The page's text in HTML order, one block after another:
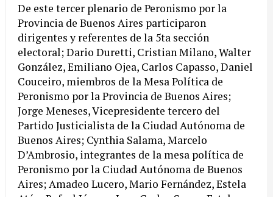
De este tercer plenario de Peronismo por la
Provincia de Buenos Aires participaron
dirigentes y referentes de la 5ta sección
electoral; Dario Duretti, Cristian Milano, Walter
González, Emiliano Ojea, Carlos Capasso, Daniel
Couceiro, miembros de la Mesa Política de
Peronismo por la Provincia de Buenos Aires;
Jorge Meneses, Vicepresidente tercero del
Partido Justicialista de la Ciudad Autónoma de
Buenos Aires; Cynthia Salama, Marcelo
D’Ambrosio, integrantes de la mesa política de
Peronismo por la Ciudad Autónoma de Buenos
Aires; Amadeo Lucero, Mario Fernández, Estela